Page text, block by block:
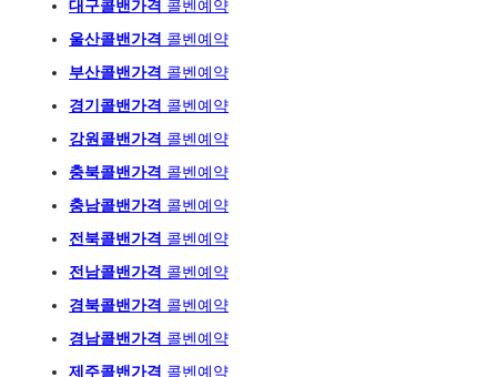
대구콜밴가격 콜벤예약
울산콜밴가격 콜벤예약
부산콜밴가격 콜벤예약
경기콜밴가격 콜벤예약
강원콜밴가격 콜벤예약
충북콜밴가격 콜벤예약
충남콜밴가격 콜벤예약
전북콜밴가격 콜벤예약
전남콜밴가격 콜벤예약
경북콜밴가격 콜벤예약
경남콜밴가격 콜벤예약
제주콜밴가격 콜벤예약